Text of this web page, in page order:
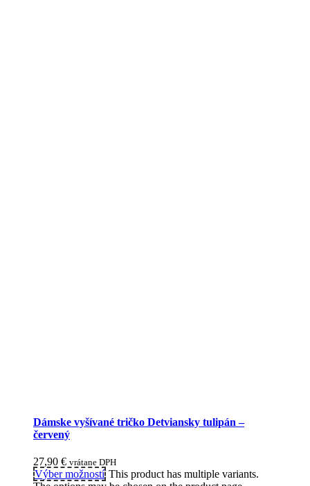
Dámske vyšívané tričko Detviansky tulipán –
červený
27,90 € vrátane DPH
Výber možností This product has multiple variants.